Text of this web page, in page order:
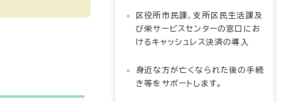
区役所市民課、支所区民生活課及
び栄サービスセンターの窓口にお
けるキャッシュレス決済の導入
身近な方が亡くなられた後の手続
き等をサポートします。